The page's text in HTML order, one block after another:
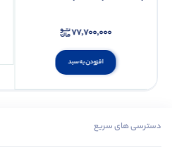
افزودن به سبد
77,700,000
دسترسی های سریع